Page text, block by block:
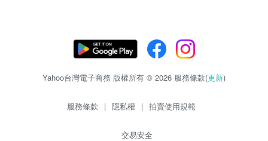
Yahoo台灣電子商務 版權所有 © 2026 服務條款(更新)
服務條款 | 隱私權 | 拍賣使用規範
交易安全